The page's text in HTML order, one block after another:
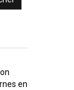
en